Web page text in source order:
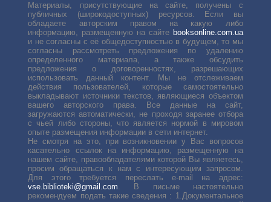
Материалы, присутствующие на сайте, получены с
публичных (широкодоступных) ресурсов. Если вы
обладаете авторским правом на какую либо
информацию, размещенную на сайте booksonline.com.ua
и не согласны с её общедоступностью в будущем, то мы
согласны рассмотреть предложения по удалению
определенного материала, а также обсудить
предложения о договоренностях, разрешающих
использовать данный контент. Мы не отслеживаем
действия пользователей, которые самостоятельно
выкладывают источники текстов, являющиеся объектом
вашего авторского права. Все данные на сайт,
загружаются автоматически, не проходя заранее отбора
с чьей либо стороны, что является нормой в мировом
опыте размещения информации в сети интернет.
Не смотря на это, при возникновении у Вас вопросов
касательно ссылок на информацию, размещенную на
нашем сайте, правообладателями которой Вы являетесь,
просим обращаться к нам с интересующим запросом.
Для этого требуется переслать е-mail на адрес:
vse.biblioteki@gmail.com. В письме настоятельно
рекомендуем подать такие сведения : 1.Документальное